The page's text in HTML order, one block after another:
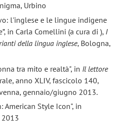
Urbino
l'inglese e le lingue indigene
in Carla Comellini (a cura di ), I
della lingua inglese, Bologna,
tra mito e realtà", in Il lettore
anno XLIV, fascicolo 140,
gennaio/giugno 2013.
American Style Icon", in